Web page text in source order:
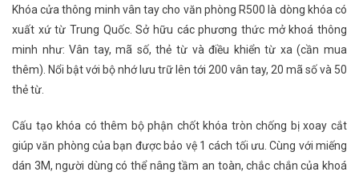
Khóa cửa thông minh vân tay cho văn phòng R500 là dòng khóa có
xuất xứ từ Trung Quốc. Sở hữu các phương thức mở khoá thông
minh như: Vân tay, mã số, thẻ từ và điều khiển từ xa (cần mua
thêm). Nổi bật với bộ nhớ lưu trữ lên tới 200 vân tay, 20 mã số và 50
thẻ từ.
Cấu tạo khóa có thêm bộ phận chốt khóa tròn chống bị xoay cắt
giúp văn phòng của bạn được bảo vệ 1 cách tối ưu. Cùng với miếng
dán 3M, người dùng có thể nâng tầm an toàn, chắc chắn của khoá